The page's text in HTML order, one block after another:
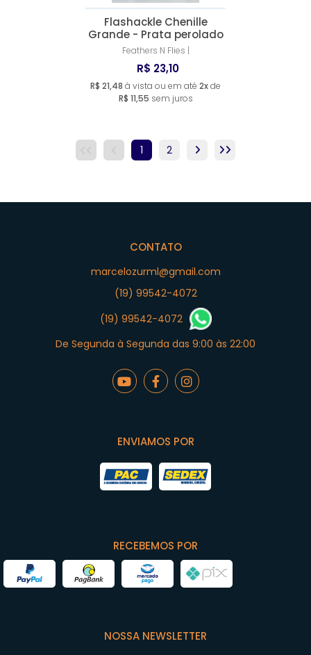
Flashackle Chenille
Grande - Prata perolado
Feathers N Flies |
R$ 23,10
R$ 21,48 à vista ou em até 2xde
R$ 11,55 sem juros
1 2
CONTATO
marcelozurml@gmail.com
(19) 99542-4072
(19) 99542-4072
De Segunda à Segunda das 9:00 às 22:00
ENVIAMOS POR
RECEBEMOS POR
NOSSA NEWSLETTER